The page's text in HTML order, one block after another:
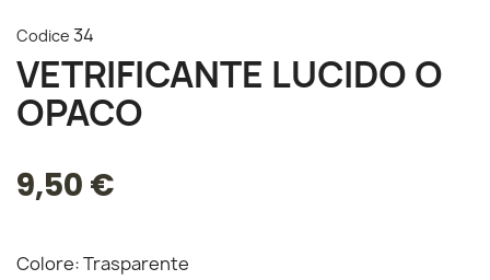
Codice 34
VETRIFICANTE LUCIDO O
OPACO
9,50 €
Colore: Trasparente